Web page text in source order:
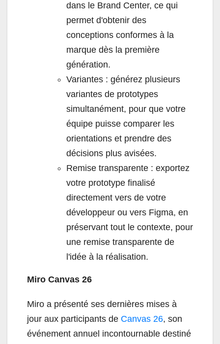
dans le Brand Center, ce qui
permet d'obtenir des
conceptions conformes à la
marque dès la première
génération.
Variantes : générez plusieurs
variantes de prototypes
simultanément, pour que votre
équipe puisse comparer les
orientations et prendre des
décisions plus avisées.
Remise transparente : exportez
votre prototype finalisé
directement vers de votre
développeur ou vers Figma, en
préservant tout le contexte, pour
une remise transparente de
l'idée à la réalisation.
Miro Canvas 26
Miro a présenté ses dernières mises à
jour aux participants de Canvas 26, son
événement annuel incontournable destiné